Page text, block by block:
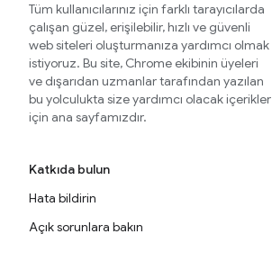
Tüm kullanıcılarınız için farklı tarayıcılarda
çalışan güzel, erişilebilir, hızlı ve güvenli
web siteleri oluşturmanıza yardımcı olmak
istiyoruz. Bu site, Chrome ekibinin üyeleri
ve dışarıdan uzmanlar tarafından yazılan
bu yolculukta size yardımcı olacak içerikler
için ana sayfamızdır.
Katkıda bulun
Hata bildirin
Açık sorunlara bakın